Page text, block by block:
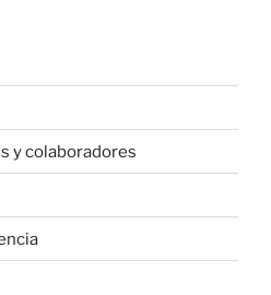
y colaboradores